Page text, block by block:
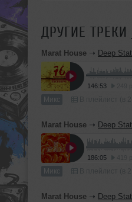
ДРУГИЕ ТРЕКИ
Marat House ➝ Deep
146:53
Микс
Marat House ➝ Deep
186:05
Микс
Marat House ➝ Deep